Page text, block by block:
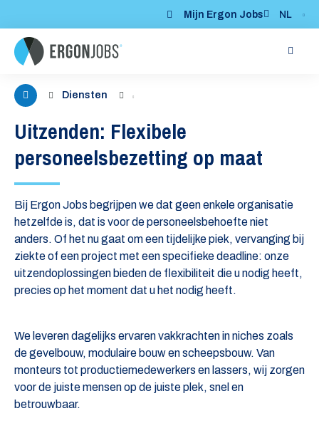
Mijn Ergon Jobs NL
Diensten
Uitzenden: Flexibele
personeelsbezetting op maat
Bij Ergon Jobs begrijpen we dat geen enkele organisatie
hetzelfde is, dat is voor de personeelsbehoefte niet
anders. Of het nu gaat om een tijdelijke piek, vervanging bij
ziekte of een project met een specifieke deadline: onze
uitzendoplossingen bieden de flexibiliteit die u nodig heeft,
precies op het moment dat u het nodig heeft.
We leveren dagelijks ervaren vakkrachten in niches zoals
de gevelbouw, modulaire bouw en scheepsbouw. Van
monteurs tot productiemedewerkers en lassers, wij zorgen
voor de juiste mensen op de juiste plek, snel en
betrouwbaar.